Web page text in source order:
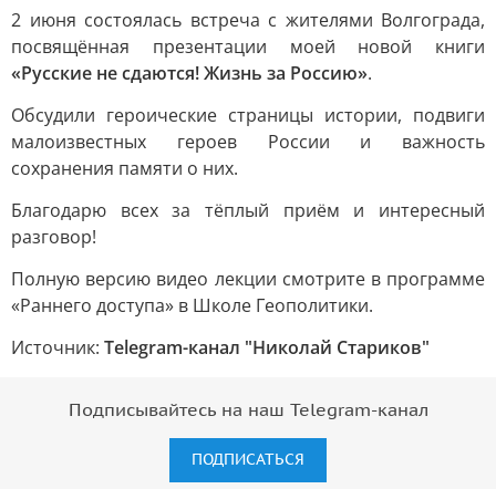
2 июня состоялась встреча с жителями Волгограда,
посвящённая презентации моей новой книги
«Русские не сдаются! Жизнь за Россию».
Обсудили героические страницы истории, подвиги
малоизвестных героев России и важность
сохранения памяти о них.
Благодарю всех за тёплый приём и интересный
разговор!
Полную версию видео лекции смотрите в программе
«Раннего доступа» в Школе Геополитики.
Источник: Telegram-канал "Николай Стариков"
Подписывайтесь на наш Telegram-канал
ПОДПИСАТЬСЯ